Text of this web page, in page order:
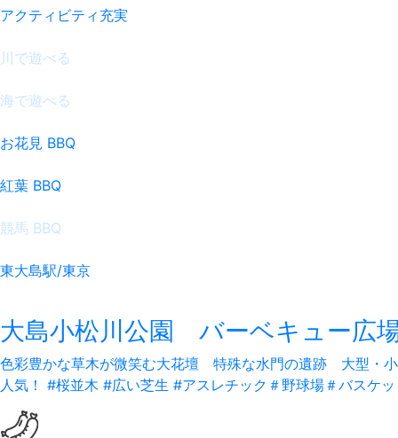
アクティビティ充実
川で遊べる
海で遊べる
お花見 BBQ
紅葉 BBQ
競馬 BBQ
東大島駅/東京
大島小松川公園 バーベキュー広
色彩豊かな草木が微笑む大花壇 特殊な水門の遺跡 大型・
人気！ #桜並木 #広い芝生 #アスレチック＃野球場＃バスケ